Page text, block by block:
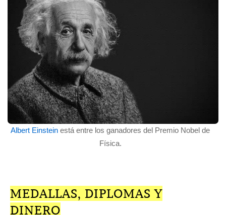
Albert Einstein está entre los ganadores del Premio Nobel de
Física.
MEDALLAS, DIPLOMAS Y
DINERO